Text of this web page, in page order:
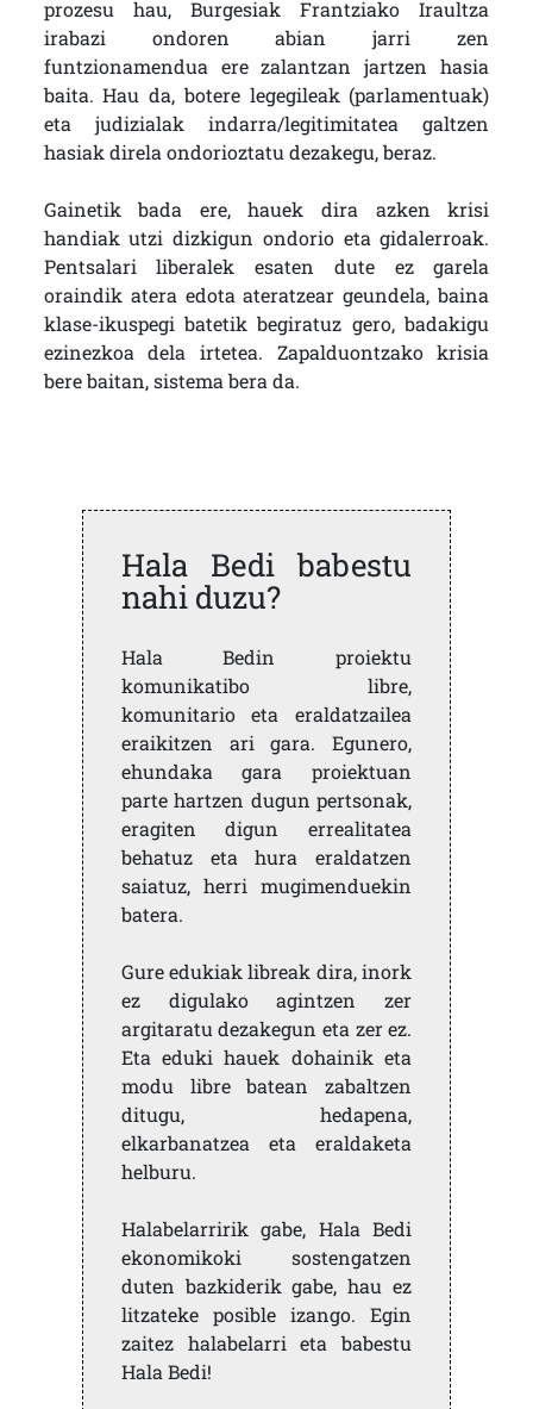
prozesu hau, Burgesiak Frantziako Iraultza
irabazi ondoren abian jarri zen
funtzionamendua ere zalantzan jartzen hasia
baita. Hau da, botere legegileak (parlamentuak)
eta judizialak indarra/legitimitatea galtzen
hasiak direla ondorioztatu dezakegu, beraz.
Gainetik bada ere, hauek dira azken krisi
handiak utzi dizkigun ondorio eta gidalerroak.
Pentsalari liberalek esaten dute ez garela
oraindik atera edota ateratzear geundela, baina
klase-ikuspegi batetik begiratuz gero, badakigu
ezinezkoa dela irtetea. Zapalduontzako krisia
bere baitan, sistema bera da.
Hala Bedi babestu
nahi duzu?
Hala Bedin proiektu
komunikatibo libre,
komunitario eta eraldatzailea
eraikitzen ari gara. Egunero,
ehundaka gara proiektuan
parte hartzen dugun pertsonak,
eragiten digun errealitatea
behatuz eta hura eraldatzen
saiatuz, herri mugimenduekin
batera.
Gure edukiak libreak dira, inork
ez digulako agintzen zer
argitaratu dezakegun eta zer ez.
Eta eduki hauek dohainik eta
modu libre batean zabaltzen
ditugu, hedapena,
elkarbanatzea eta eraldaketa
helburu.
Halabelarririk gabe, Hala Bedi
ekonomikoki sostengatzen
duten bazkiderik gabe, hau ez
litzateke posible izango. Egin
zaitez halabelarri eta babestu
Hala Bedi!